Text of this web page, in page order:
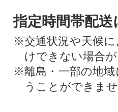
指定時間帯配
※交通状況や天候
けできない場合が
※離島・一部の地
うことができませ